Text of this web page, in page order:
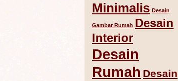
Minimalis Desain
Gambar Rumah Desain
Interior
Desain
Rumah Desain